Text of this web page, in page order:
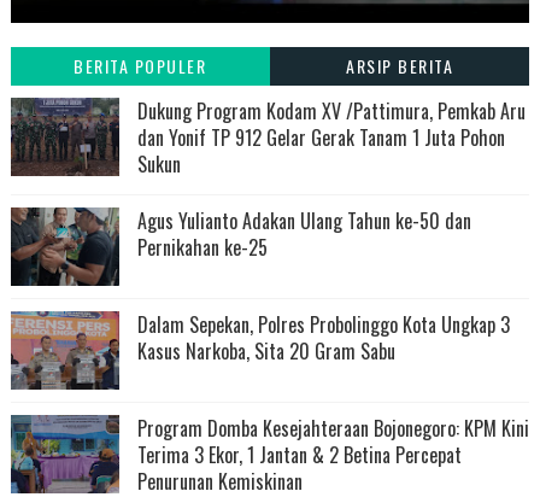
BERITA POPULER ARSIP BERITA
Dukung Program Kodam XV /Pattimura, Pemkab Aru
dan Yonif TP 912 Gelar Gerak Tanam 1 Juta Pohon
Sukun
Agus Yulianto Adakan Ulang Tahun ke-50 dan
Pernikahan ke-25
Dalam Sepekan, Polres Probolinggo Kota Ungkap 3
Kasus Narkoba, Sita 20 Gram Sabu
Program Domba Kesejahteraan Bojonegoro: KPM Kini
Terima 3 Ekor, 1 Jantan & 2 Betina Percepat
Penurunan Kemiskinan